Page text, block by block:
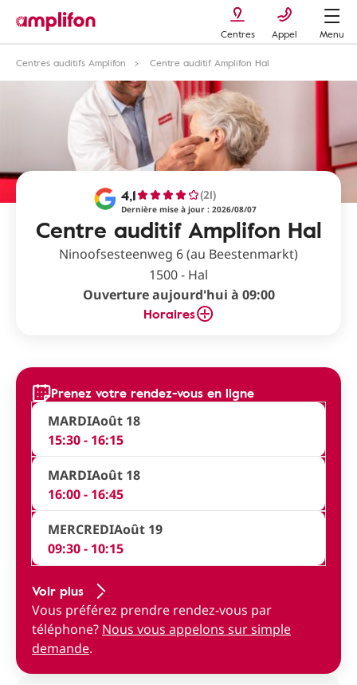
Centres Appel
Menu
Centres auditifs Amplifon
Centre auditif Amplifon Hal
Centre auditif Amplifon Hal
4,1 (21)
Dernière mise à jour : 2026/08/07
Ninoofsesteenweg 6 (au Beestenmarkt)
1500 - Hal
Ouverture aujourd'hui à 09:00
Horaires
Prenez votre rendez-vous en ligne
MARDIAoût 18
15:30 - 16:15
MARDIAoût 18
16:00 - 16:45
MERCREDIAoût 19
09:30 - 10:15
Voir plus
Vous préférez prendre rendez-vous par
téléphone? Nous vous appelons sur simple
demande.